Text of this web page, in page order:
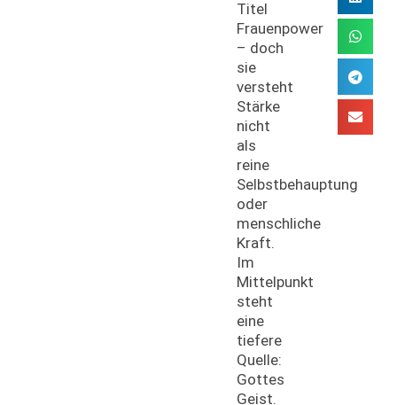
Titel
Frauenpower
– doch
sie
versteht
Stärke
nicht
als
reine
Selbstbehauptung
oder
menschliche
Kraft.
Im
Mittelpunkt
steht
eine
tiefere
Quelle:
Gottes
Geist.